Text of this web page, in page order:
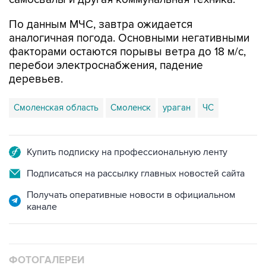
факторами остаются порывы ветра до 18 м/с,
перебои электроснабжения, падение
деревьев.
Смоленская область
Подписаться на рассылку главных новостей сайта
Получать оперативные новости в официальном
канале